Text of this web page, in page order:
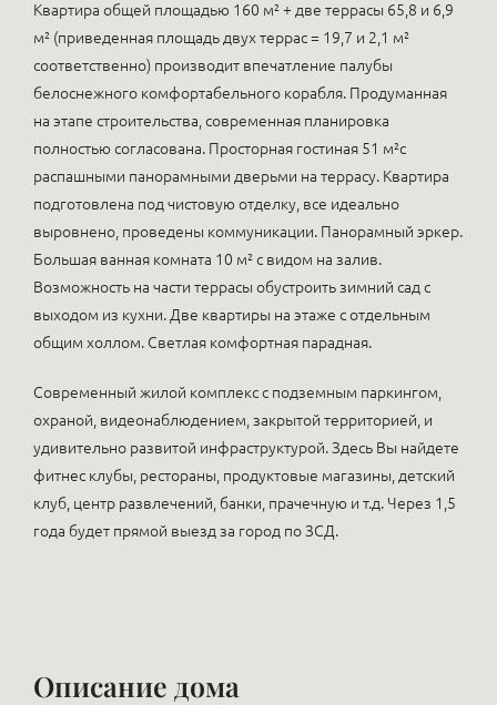
Квартира общей площадью 160 м² + две террасы 65,8 и 6,9
м² (приведенная площадь двух террас = 19,7 и 2,1 м²
соответственно) производит впечатление палубы
белоснежного комфортабельного корабля. Продуманная
на этапе строительства, современная планировка
полностью согласована. Просторная гостиная 51 м²с
распашными панорамными дверьми на террасу. Квартира
подготовлена под чистовую отделку, все идеально
выровнено, проведены коммуникации. Панорамный эркер.
Большая ванная комната 10 м² с видом на залив.
Возможность на части террасы обустроить зимний сад с
выходом из кухни. Две квартиры на этаже с отдельным
общим холлом. Светлая комфортная парадная.
Современный жилой комплекс с подземным паркингом,
охраной, видеонаблюдением, закрытой территорией, и
удивительно развитой инфраструктурой. Здесь Вы найдете
фитнес клубы, рестораны, продуктовые магазины, детский
клуб, центр развлечений, банки, прачечную и т.д. Через 1,5
года будет прямой выезд за город по ЗСД.
Описание дома